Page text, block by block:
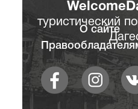
туристический
О сайте